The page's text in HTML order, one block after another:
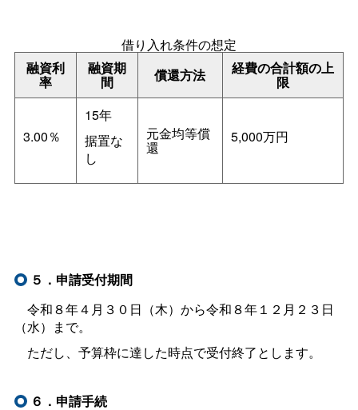
借り入れ条件の想定
融資利
率
融資期
間 償還方法 経費の合計額の上
限
3.00％
15年
据置な
し
元金均等償
還
5,000万円
５．申請受付期間
令和８年４月３０日（木）から令和８年１２月２３日
（水）まで。
ただし、予算枠に達した時点で受付終了とします。
６．申請手続